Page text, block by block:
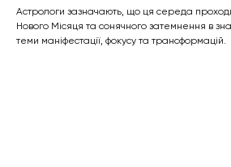
Астрологи зазначають, що ця середа
Нового Місяця та сонячного затемнення в
теми маніфестації, фокусу та трансформацій.